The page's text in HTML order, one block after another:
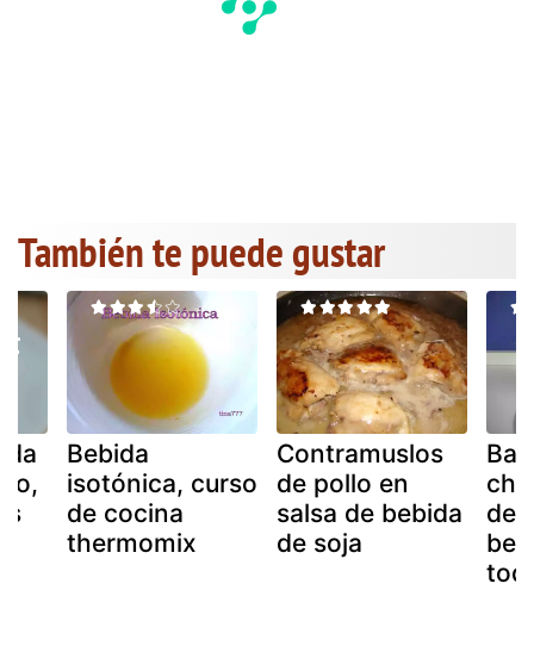
También te puede gustar
Bebida
isotónica, curso
de cocina
thermomix
Contramuslos
de pollo en
salsa de bebida
de soja